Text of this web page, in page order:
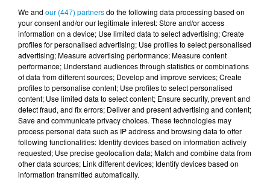
DERNIERS PODCASTS
24 juillet 2026
Les Zinformés - 24/07/26
We and our (447) partnersdo the following data processing based on
your consent and/or our legitimate interest: Store and/or access
information on a device; Use limited data to select advertising; Create
profiles for personalised advertising; Use profiles to select personalised
advertising; Measure advertising performance; Measure content
performance; Understand audiences through statistics or combinations
of data from different sources; Develop and improve services; Create
profiles to personalise content; Use profiles to select personalised
content; Use limited data to select content; Ensure security, prevent and
detect fraud, and fix errors; Deliver and present advertising and content;
Save and communicate privacy choices. These technologies may
process personal data such as IP address and browsing data to offer
following functionalities: Identify devices based on information actively
requested; Use precise geolocation data; Match and combine data from
other data sources; Link different devices; Identify devices based on
information transmitted automatically.